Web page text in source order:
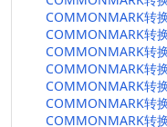
COMMONMARK转
COMMONMARK转
COMMONMARK转
COMMONMARK转
COMMONMARK转
COMMONMARK转
COMMONMARK转